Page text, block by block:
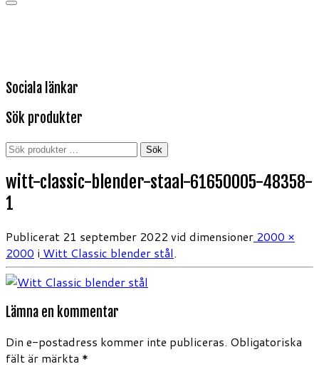
Sociala länkar
Sök produkter
Sök
Sök
witt-classic-blender-staal-61650005-48358-
1
Publicerat 21 september 2022 vid dimensioner 2000 ×
2000 i Witt Classic blender stål.
Lämna en kommentar
Din e-postadress kommer inte publiceras. Obligatoriska
fält är märkta *